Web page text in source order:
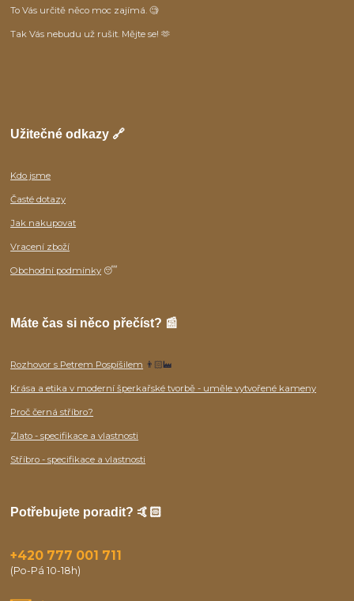
To Vás určitě něco moc zajímá. 🧐
Tak Vás nebudu už rušit. Mějte se! 🫶
Užitečné odkazy 🔗
Kdo jsme
Časté dotazy
Jak nakupovat
Vracení zboží
Obchodní podmínky 😴
Máte čas si něco přečíst? 📰
Rozhovor s Petrem Pospíšilem 👨🏻‍🏭
Krása a etika v moderní šperkařské tvorbě - uměle vytvořené kameny
Proč černá stříbro?
Zlato - specifikace a vlastnosti
Stříbro - specifikace a vlastnosti
Potřebujete poradit? 🤙🏻
+420 777 001 711
(Po-Pá 10-18h)